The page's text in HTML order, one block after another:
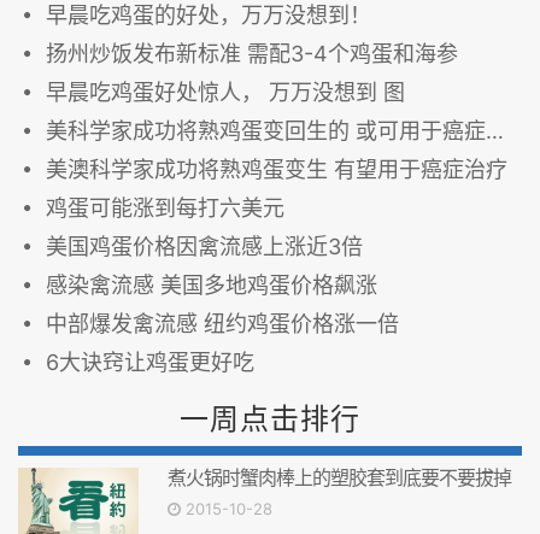
早晨吃鸡蛋的好处，万万没想到！
扬州炒饭发布新标准 需配3-4个鸡蛋和海参
早晨吃鸡蛋好处惊人， 万万没想到 图
美科学家成功将熟鸡蛋变回生的 或可用于癌症治疗
美澳科学家成功将熟鸡蛋变生 有望用于癌症治疗
鸡蛋可能涨到每打六美元
美国鸡蛋价格因禽流感上涨近3倍
感染禽流感 美国多地鸡蛋价格飙涨
中部爆发禽流感 纽约鸡蛋价格涨一倍
6大诀窍让鸡蛋更好吃
一周点击排行
煮火锅时蟹肉棒上的塑胶套到底要不要拔掉
2015-10-28